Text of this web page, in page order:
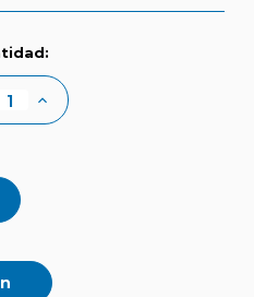
Aumentar
cantidad